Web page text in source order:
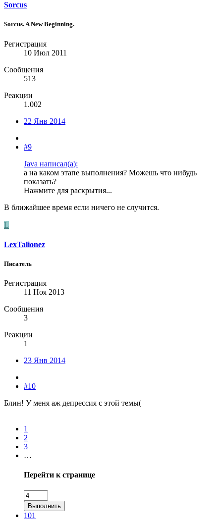
Sorcus
Sorcus. A New Beginning.
Регистрация
10 Июл 2011
Сообщения
513
Реакции
1.002
22 Янв 2014
#9
Java написал(а):
а на каком этапе выполнения? Можешь что нибудь
показать?
Нажмите для раскрытия...
В ближайшее время если ничего не случится.
L
LexTalionez
Писатель
Регистрация
11 Ноя 2013
Сообщения
3
Реакции
1
23 Янв 2014
#10
Блин! У меня аж депрессия с этой темы(
1
2
3
…
Перейти к странице
Выполнить
101